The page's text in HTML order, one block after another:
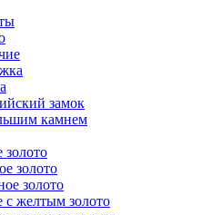
замок
камнем
золото
золото
золото
с желтым золото